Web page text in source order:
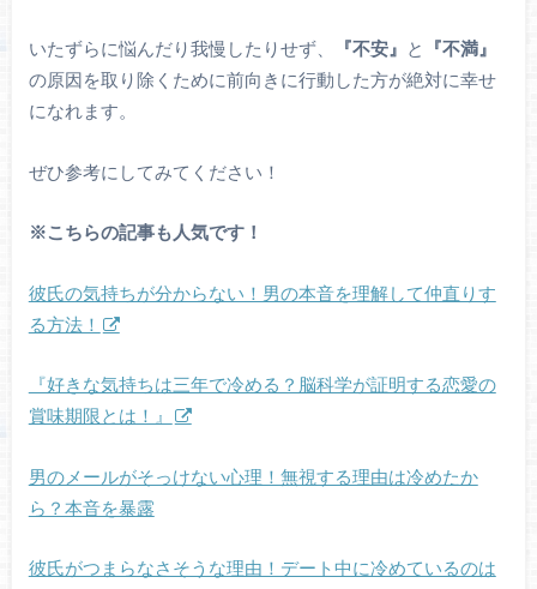
いたずらに悩んだり我慢したりせず、 『不安』 と
『不満』
の原因を取り除くために前向きに行動した方が絶対に幸せ
になれます。
ぜひ参考にしてみてください！
※こちらの記事も人気です！
彼氏の気持ちが分からない！男の本音を理解して仲直りす
る方法！
『好きな気持ちは三年で冷める？脳科学が証明する恋愛の
賞味期限とは！』
男のメールがそっけない心理！無視する理由は冷めたか
ら？本音を暴露
彼氏がつまらなさそうな理由！デート中に冷めているのは